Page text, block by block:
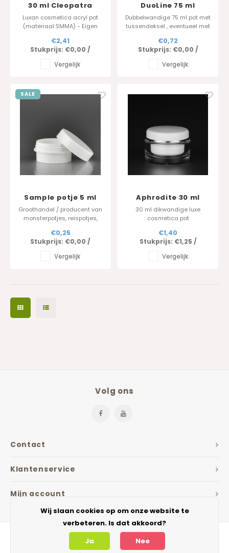
30 ml Cleopatra
frosted+ DuoLux
deksel
Luxan cosmetica acryl pot
(materiaal SMMA) - Eigen
€2,41
Stukprijs: €0,00 /
Vergelijk
DuoLine 75 ml
Dubbelwandige 75 ml pot met
tussendeksel , eventueel met
€0,72
Stukprijs: €0,00 /
Vergelijk
SALE
Sample potje 5 ml
Groothandel / producent van
monsterpotjes, reispotjes,
€0,25
Stukprijs: €0,00 /
Vergelijk
Aphrodite 30 ml
30 ml dikwandige luxe
cosmetica pot
€1,40
Stukprijs: €1,25 /
Vergelijk
Contact
Volg ons
Klantenservice
Mijn account
Wij slaan cookies op om onze website te
verbeteren. Is dat akkoord?
Ja
Nee